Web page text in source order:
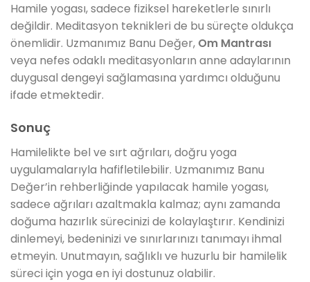
Hamile yogası, sadece fiziksel hareketlerle sınırlı
değildir. Meditasyon teknikleri de bu süreçte oldukça
önemlidir. Uzmanımız Banu Değer, Om Mantrası
veya nefes odaklı meditasyonların anne adaylarının
duygusal dengeyi sağlamasına yardımcı olduğunu
ifade etmektedir.
Sonuç
Hamilelikte bel ve sırt ağrıları, doğru yoga
uygulamalarıyla hafifletilebilir. Uzmanımız Banu
Değer’in rehberliğinde yapılacak hamile yogası,
sadece ağrıları azaltmakla kalmaz; aynı zamanda
doğuma hazırlık sürecinizi de kolaylaştırır. Kendinizi
dinlemeyi, bedeninizi ve sınırlarınızı tanımayı ihmal
etmeyin. Unutmayın, sağlıklı ve huzurlu bir hamilelik
süreci için yoga en iyi dostunuz olabilir.